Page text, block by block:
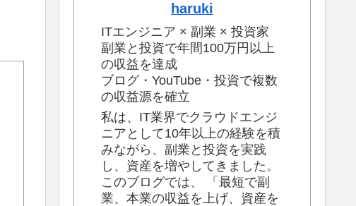
haruki
ITエンジニア × 副業 × 投資家
副業と投資で年間100万円以上
の収益を達成
ブログ・YouTube・投資で複数
の収益源を確立
私は、IT業界でクラウドエンジ
ニアとして10年以上の経験を積
みながら、副業と投資を実践
し、資産を増やしてきました。
このブログでは、 「最短で副
業、本業の収益を上げ、資産を